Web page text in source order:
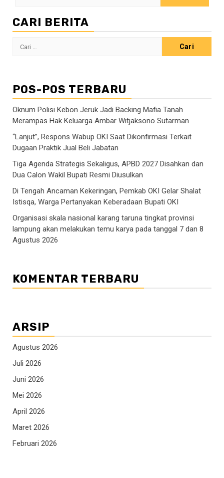
CARI BERITA
Cari
POS-POS TERBARU
Oknum Polisi Kebon Jeruk Jadi Backing Mafia Tanah
Merampas Hak Keluarga Ambar Witjaksono Sutarman
“Lanjut”, Respons Wabup OKI Saat Dikonfirmasi Terkait
Dugaan Praktik Jual Beli Jabatan
Tiga Agenda Strategis Sekaligus, APBD 2027 Disahkan dan
Dua Calon Wakil Bupati Resmi Diusulkan
Di Tengah Ancaman Kekeringan, Pemkab OKI Gelar Shalat
Istisqa, Warga Pertanyakan Keberadaan Bupati OKI
Organisasi skala nasional karang taruna tingkat provinsi
lampung akan melakukan temu karya pada tanggal 7 dan 8
Agustus 2026
KOMENTAR TERBARU
ARSIP
Agustus 2026
Juli 2026
Juni 2026
Mei 2026
April 2026
Maret 2026
Februari 2026